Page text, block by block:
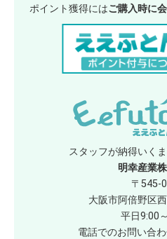
ポイント獲得にはご購入時に
スタッフが納得いく
明幸産業
〒545-
大阪市阿倍野区
平日9:00
電話でのお問い合わ